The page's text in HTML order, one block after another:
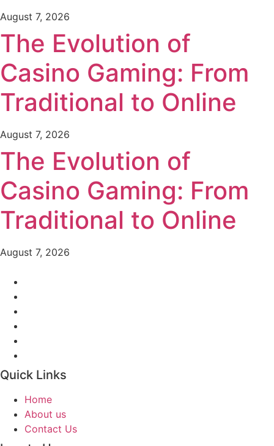
August 7, 2026
The Evolution of
Casino Gaming: From
Traditional to Online
August 7, 2026
The Evolution of
Casino Gaming: From
Traditional to Online
August 7, 2026
Quick Links
Home
About us
Contact Us